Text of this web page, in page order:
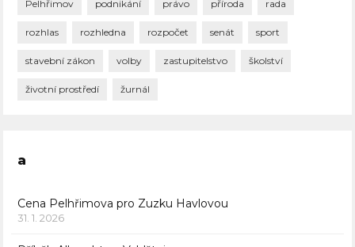
Pelhřimov podnikání právo příroda rada
rozhlas rozhledna rozpočet senát sport
stavební zákon volby zastupitelstvo školství
životní prostředí žurnál
a
Cena Pelhřimova pro Zuzku Havlovou
31. 1. 2026